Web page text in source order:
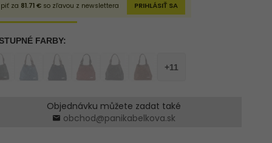
Objednávku můžete zadat také
obchod@panikabelkova.sk